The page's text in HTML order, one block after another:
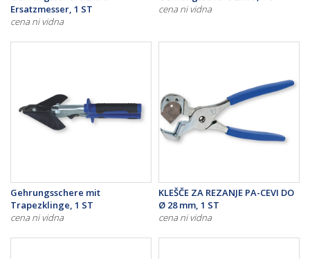
Ersatzmesser, 1 ST
cena ni vidna
cena ni vidna
Gehrungsschere mit
Trapezklinge, 1 ST
cena ni vidna
KLEŠČE ZA REZANJE PA-CEVI DO
Ø 28 mm, 1 ST
cena ni vidna